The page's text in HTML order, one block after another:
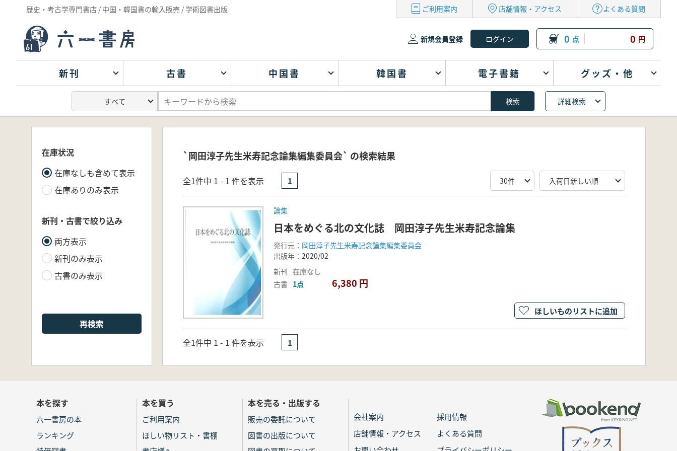
歴史・考古学専門書店 / 中国・韓国書の輸入販売 / 学術図書出版 ご利用案内 店舗情報・アクセス よくある質問
新規会員登録 0 点 0 円
新刊 古書 中国書 韓国書 電子書籍 グッズ・他
詳細検索
在庫状況
在庫なしも含めて表示
在庫ありのみ表示
新刊・古書で絞り込み
両方表示
新刊のみ表示
古書のみ表示
再検索
`岡田淳子先生米寿記念論集編集委員会` の検索結果
全1件中 1 - 1 件を表示 1
論集
日本をめぐる北の文化誌 岡田淳子先生米寿記念論集
発行元： 岡田淳子先生米寿記念論集編集委員会
出版年： 2020/02
新刊 在庫なし
古書 1点 6,380 円
ほしいものリストに追加
全1件中 1 - 1 件を表示 1
本を探す
六一書房の本
ランキング
本を買う
ご利用案内
ほしい物リスト・書棚
本を売る・出版する
販売の委託について
図書の出版について
会社案内
採用情報
店舗情報・アクセス
よくある質問